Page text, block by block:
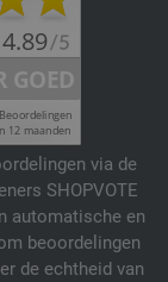
via de
SHOPVOTE
automatische en
beoordelingen
de echtheid van